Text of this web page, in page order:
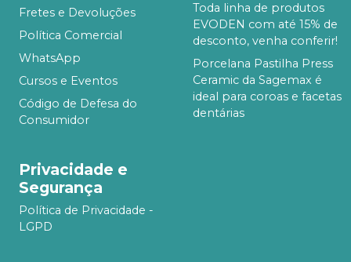
Fretes e Devoluções
Política Comercial
WhatsApp
Cursos e Eventos
Código de Defesa do
Consumidor
Toda linha de produtos
EVODEN com até 15% de
desconto, venha conferir!
Porcelana Pastilha Press
Ceramic da Sagemax é
ideal para coroas e facetas
dentárias
Privacidade e
Segurança
Política de Privacidade -
LGPD